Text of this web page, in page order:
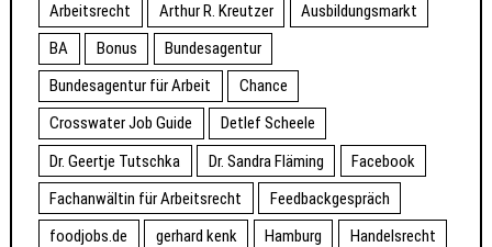
Arbeitsrecht
Arthur R. Kreutzer
Ausbildungsmarkt
BA
Bonus
Bundesagentur
Bundesagentur für Arbeit
Chance
Crosswater Job Guide
Detlef Scheele
Dr. Geertje Tutschka
Dr. Sandra Fläming
Facebook
Fachanwältin für Arbeitsrecht
Feedbackgespräch
foodjobs.de
gerhard kenk Hamburg
Handelsrecht